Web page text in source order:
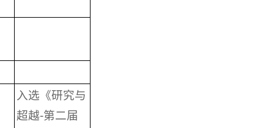
入选《研究与
超越-第二届